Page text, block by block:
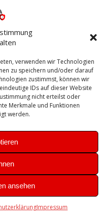
verwenden wir Technologien
zu speichern und/oder darauf
zustimmst, können wir
IDs auf dieser Website
nicht erteilst oder
Merkmale und Funktionen
werden.
ansehen
Impressum
Fritzbox
Server Sicherheit
SSL Ubuntu
VCenter VCSA Veeam
Windows